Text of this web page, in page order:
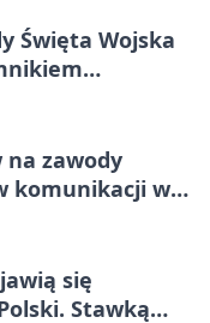
Święta Wojska
na zawody
komunikacji w
się
Stawką